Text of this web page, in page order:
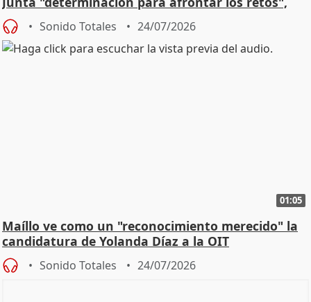
diálog
Sonido Totales 24/07/2026
01:05
Maíllo ve como un "reconocimiento merecido" la
candidatura de Yolanda Díaz a la OIT
Sonido Totales 24/07/2026